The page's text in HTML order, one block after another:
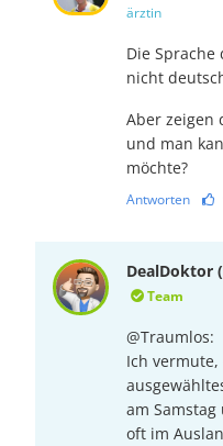
ärztin
Die
nicht
Aber zeigen
und man
möchte?
Antworten
DealDoktor
Team
@Traumlos:
Ich
am Samstag
oft im